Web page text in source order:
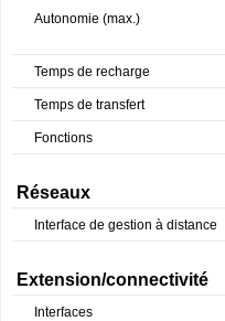
Autonomie (max.)
Temps de recharge
Temps de transfert
Fonctions
Réseaux
Interface de gestion à distance
Extension/connectivité
Interfaces